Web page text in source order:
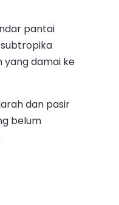
pantai
yang damai ke
dan pasir
belum